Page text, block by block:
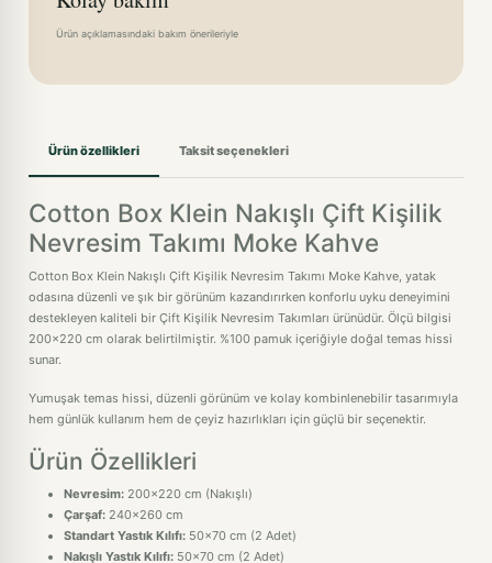
Ürün açıklamasındaki bakım önerileriyle
Ürün özellikleri Taksit seçenekleri
Cotton Box Klein Nakışlı Çift Kişilik
Nevresim Takımı Moke Kahve
Cotton Box Klein Nakışlı Çift Kişilik Nevresim Takımı Moke Kahve, yatak
odasına düzenli ve şık bir görünüm kazandırırken konforlu uyku deneyimini
destekleyen kaliteli bir Çift Kişilik Nevresim Takımları ürünüdür. Ölçü bilgisi
200x220 cm olarak belirtilmiştir. %100 pamuk içeriğiyle doğal temas hissi
sunar.
Yumuşak temas hissi, düzenli görünüm ve kolay kombinlenebilir tasarımıyla
hem günlük kullanım hem de çeyiz hazırlıkları için güçlü bir seçenektir.
Ürün Özellikleri
Nevresim: 200x220 cm (Nakışlı)
Çarşaf: 240x260 cm
Standart Yastık Kılıfı: 50x70 cm (2 Adet)
Nakışlı Yastık Kılıfı: 50x70 cm (2 Adet)